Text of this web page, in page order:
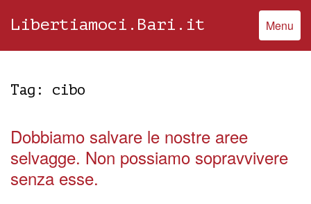
Libertiamoci.Bari.it Menu
Tag: cibo
Dobbiamo salvare le nostre aree
selvagge. Non possiamo sopravvivere
senza esse.